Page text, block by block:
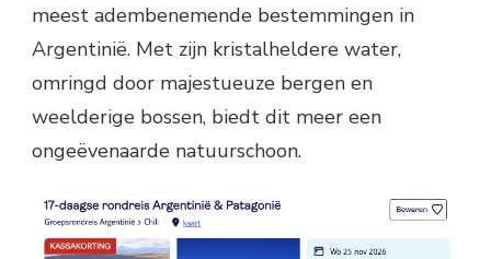
meest adembenemende bestemmingen in
Argentinië. Met zijn kristalheldere water,
omringd door majestueuze bergen en
weelderige bossen, biedt dit meer een
ongeëvenaarde natuurschoon.